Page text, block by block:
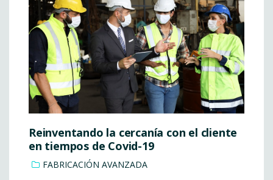
Reinventando la cercanía con el cliente
en tiempos de Covid-19
FABRICACIÓN AVANZADA